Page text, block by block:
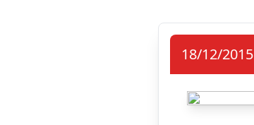
18/12/2015